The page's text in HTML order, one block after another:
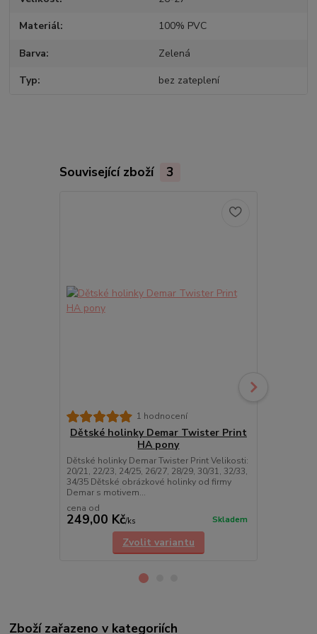
Materiál 100% PVC
Barva Zelená
Typ bez zateplení
Související zboží 3
1 hodnocení
Dětské holinky Demar Twister Print
HA pony
Dětské holinky Demar Twister Print Velikosti:
20/21, 22/23, 24/25, 26/27, 28/29, 30/31, 32/33,
34/35 Dětské obrázkové holinky od firmy
Demar s motivem...
cena od
249,00 Kč/ks Skladem
Zvolit variantu
Zboží zařazeno v kategoriích